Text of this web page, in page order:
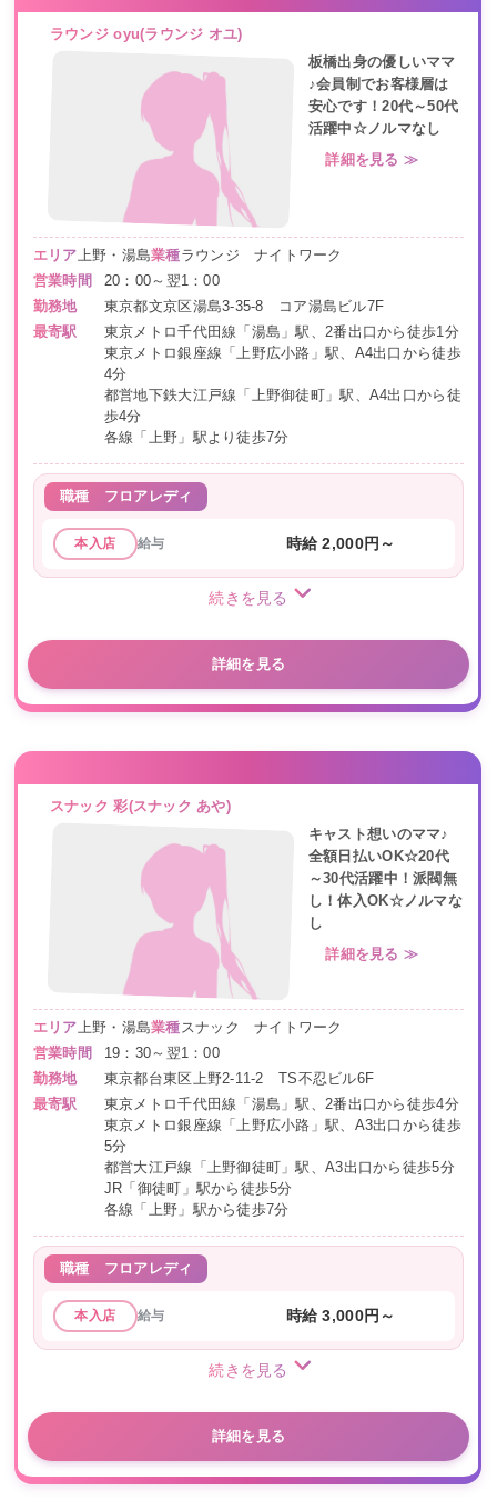
ラウンジ oyu(ラウンジ オユ)
板橋出身の優しいママ
♪会員制でお客様層は
安心です！20代～50代
活躍中☆ノルマなし
詳細を見る ≫
エリア 上野・湯島業種ラウンジ ナイトワーク
営業時間
20：00～翌1：00
勤務地
東京都文京区湯島3-35-8 コア湯島ビル7F
最寄駅
東京メトロ千代田線「湯島」駅、2番出口から徒歩1分
東京メトロ銀座線「上野広小路」駅、A4出口から徒歩
4分
都営地下鉄大江戸線「上野御徒町」駅、A4出口から徒
歩4分
各線「上野」駅より徒歩7分
職種 フロアレディ
本入店 給与 時給 2,000円～
続きを見る
詳細を見る
スナック 彩(スナック あや)
キャスト想いのママ♪
全額日払いOK☆20代
～30代活躍中！派閥無
し！体入OK☆ノルマな
し
詳細を見る ≫
エリア 上野・湯島業種 スナック ナイトワーク
営業時間
19：30～翌1：00
勤務地
東京都台東区上野2-11-2 TS不忍ビル6F
最寄駅
東京メトロ千代田線「湯島」駅、2番出口から徒歩4分
東京メトロ銀座線「上野広小路」駅、A3出口から徒歩
5分
都営大江戸線「上野御徒町」駅、A3出口から徒歩5分
JR「御徒町」駅から徒歩5分
各線「上野」駅から徒歩7分
職種 フロアレディ
本入店 給与 時給 3,000円～
続きを見る
詳細を見る